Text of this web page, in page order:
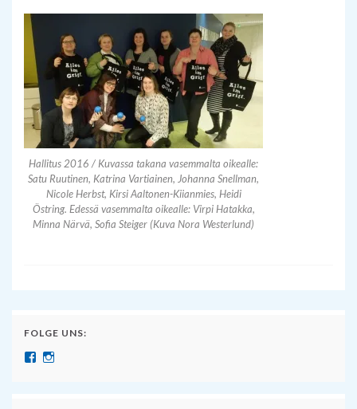
Hallitus 2016 / Kuvassa takana vasemmalta oikealle:
Satu Ruutinen, Katrina Vartiainen, Johanna Snellman,
Nicole Herbst, Kirsi Aaltonen-Kiianmies, Heidi
Östring. Edessä vasemmalta oikealle: Virpi Hatakka,
Minna Närvä, Sofia Steiger (Kuva Nora Westerlund)
FOLGE UNS:
Näytä SuomenSaksanopettajat:n profiili Facebook palvelussa